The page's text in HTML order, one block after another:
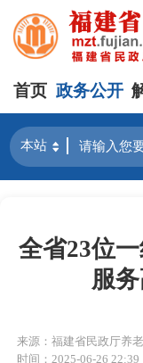
首页 政务公开
全省23位
服
来源：福建省民政厅养
时间：2025-06-26 22:39